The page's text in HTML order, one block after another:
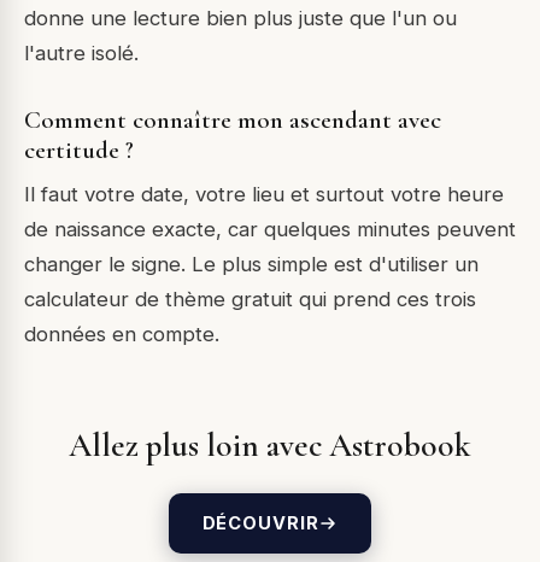
donne une lecture bien plus juste que l'un ou
l'autre isolé.
Comment connaître mon ascendant avec
certitude ?
Il faut votre date, votre lieu et surtout votre heure
de naissance exacte, car quelques minutes peuvent
changer le signe. Le plus simple est d'utiliser un
calculateur de thème gratuit qui prend ces trois
données en compte.
Allez plus loin avec Astrobook
DÉCOUVRIR